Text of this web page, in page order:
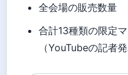
全会場の販売数量
合計13種類の限定
（YouTubeの記者